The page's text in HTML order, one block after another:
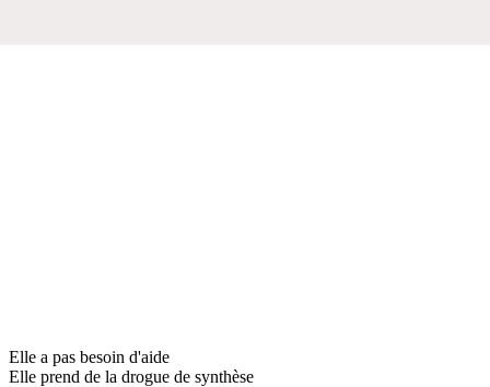
Elle a pas besoin d'aide
Elle prend de la drogue de synthèse